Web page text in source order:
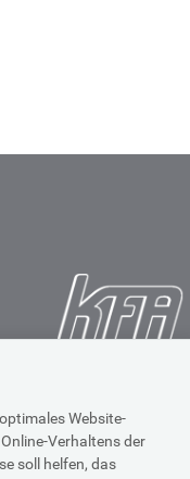
Website-
Verhaltens der
soll helfen, das
der Stadt Wien